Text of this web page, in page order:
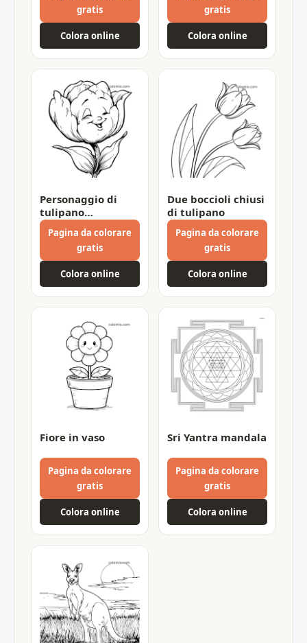
gratis
Colora online
gratis
Colora online
Personaggio di
tulipano
sorridente
Pagina da colorare
gratis
Colora online
Due boccioli chiusi
di tulipano
Pagina da colorare
gratis
Colora online
Fiore in vaso
Pagina da colorare
gratis
Colora online
Sri Yantra mandala
Pagina da colorare
gratis
Colora online